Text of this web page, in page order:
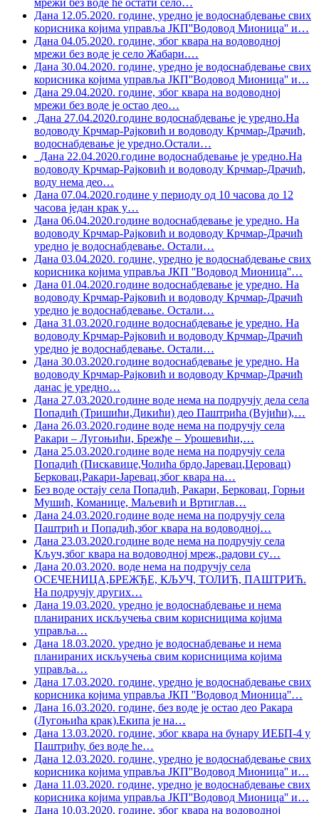
мрежи без воде ће остати село…
Дана 12.05.2020. године, уредно је водоснабдевање свих
корисника којима управља ЈКП''Водовод Мионица'' и…
Дана 04.05.2020. године, због квара на водоводној
мрежи без воде је село Жабари.…
Дана 30.04.2020. године, уредно је водоснабдевање свих
корисника којима управља ЈКП''Водовод Мионица'' и…
Дана 29.04.2020. године, због квара на водоводној
мрежи без воде је остао део…
Дана 27.04.2020.године водоснабдевање је уредно.На
водоводу Крчмар-Рајковић и водоводу Крчмар-Драчић,
водоснабдевање је уредно.Остали…
Дана 22.04.2020.године водоснабдевање је уредно.На
водоводу Крчмар-Рајковић и водоводу Крчмар-Драчић,
воду нема део…
Дана 07.04.2020.године у периоду од 10 часова до 12
часова један крак у…
Дана 06.04.2020.године водоснабдевање је уредно. На
водоводу Крчмар-Рајковић и водоводу Крчмар-Драчић
уредно je водоснабдевање. Остали…
Дана 03.04.2020. године, уредно је водоснабдевање свих
корисника којима управља ЈКП ''Водовод Мионица''…
Дана 01.04.2020.године водоснабдевање је уредно. На
водоводу Крчмар-Рајковић и водоводу Крчмар-Драчић
уредно je водоснабдевање. Остали…
Дана 31.03.2020.године водоснабдевање је уредно. На
водоводу Крчмар-Рајковић и водоводу Крчмар-Драчић
уредно je водоснабдевање. Остали…
Дана 30.03.2020.године водоснабдевање је уредно. На
водоводу Крчмар-Рајковић и водоводу Крчмар-Драчић
данас је уредно…
Дана 27.03.2020.године воде нема на подручју дела села
Попадић (Тришићи,Дикићи) део Паштрића (Вујићи),…
Дана 26.03.2020.године воде нема на подручју села
Ракари – Лугоњићи, Брежђе – Урошевићи,…
Дана 25.03.2020.године воде нема на подручју села
Попадић (Пискавице,Чолића брдо,Јаревац,Церовац)
Берковац,Ракари-Јаревац,због квара на…
Без воде остају села Попадић, Ракари, Берковац, Горњи
Мушић, Команице, Маљевић и Вртиглав…
Дана 24.03.2020.године воде нема на подручју села
Паштрић и Попадић,због квара на водоводној…
Дана 23.03.2020.године воде нема на подручју села
Кључ,због квара на водоводној мреж,.радови су…
Дана 20.03.2020. воде нема на подручју села
ОСЕЧЕНИЦА,БРЕЖЂЕ, КЉУЧ, ТОЛИЋ, ПАШТРИЋ.
На подручју других…
Дана 19.03.2020. уредно је водоснабдевање и нема
планираних искључења свим корисницима којима
управља…
Дана 18.03.2020. уредно је водоснабдевање и нема
планираних искључења свим корисницима којима
управља…
Дана 17.03.2020. године, уредно је водоснабдевање свих
корисника којима управља ЈКП ''Водовод Мионица''…
Дана 16.03.2020. године, без воде је остао део Ракара
(Лугоњића крак).Екипа је на…
Дана 13.03.2020. године, због квара на бунару ИЕБП-4 у
Паштрићу, без воде ће…
Дана 12.03.2020. године, уредно је водоснабдевање свих
корисника којима управља ЈКП''Водовод Мионица'' и…
Дана 11.03.2020. године, уредно је водоснабдевање свих
корисника којима управља ЈКП''Водовод Мионица'' и…
Дана 10.03.2020. године, због квара на водоводној